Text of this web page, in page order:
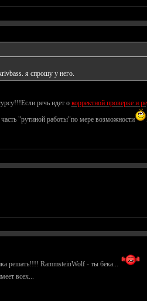
я спрошу у него.
речь идет о корректной проверке и
"рутиной работы"по мере возможности
решать!!!! RammsteinWolf - ты бека...
всех...